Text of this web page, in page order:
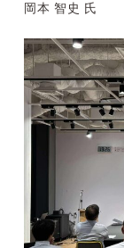
岡本 智史 氏